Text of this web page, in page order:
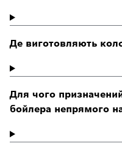
Де виготовляють
Для чого
бойлера непрямого